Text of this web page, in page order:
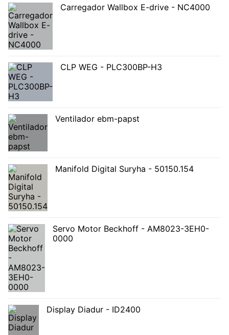
Carregador Wallbox E-drive - NC4000
CLP WEG - PLC300BP-H3
Ventilador ebm-papst
Manifold Digital Suryha - 50150.154
Servo Motor Beckhoff - AM8023-3EH0-
0000
Display Diadur - ID2400